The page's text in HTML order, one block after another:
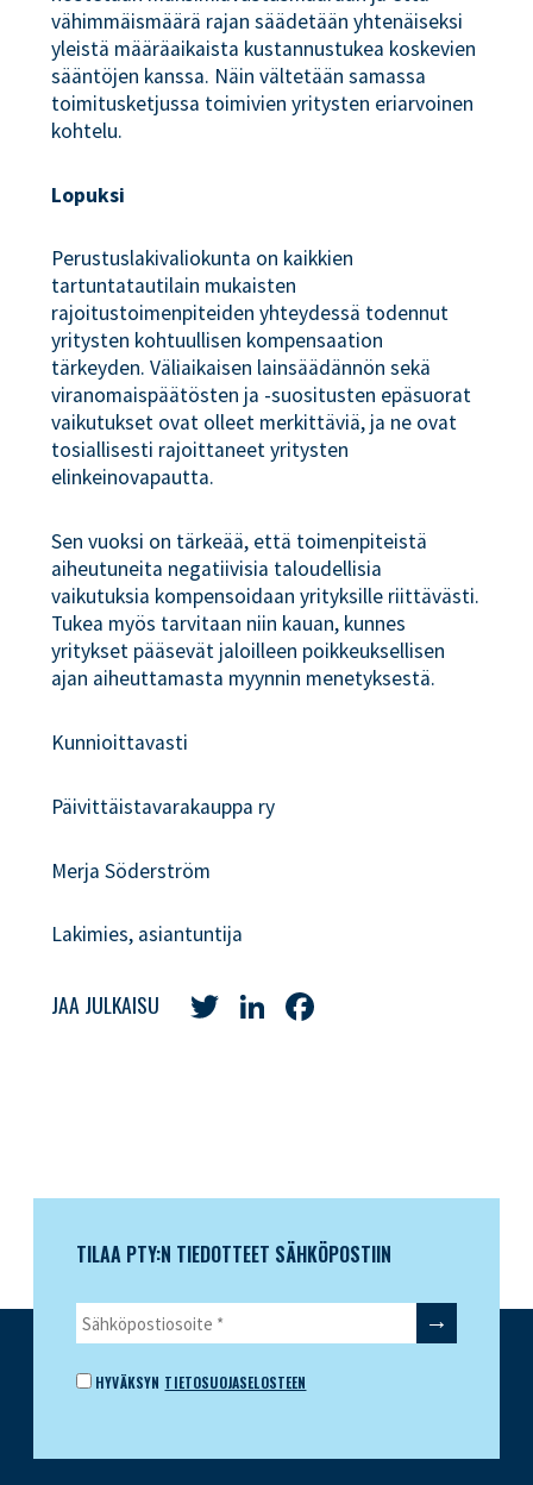
vähimmäismäärä rajan säädetään yhtenäiseksi
yleistä määräaikaista kustannustukea koskevien
sääntöjen kanssa. Näin vältetään samassa
toimitusketjussa toimivien yritysten eriarvoinen
kohtelu.
Lopuksi
Perustuslakivaliokunta on kaikkien
tartuntatautilain mukaisten
rajoitustoimenpiteiden yhteydessä todennut
yritysten kohtuullisen kompensaation
tärkeyden. Väliaikaisen lainsäädännön sekä
viranomaispäätösten ja -suositusten epäsuorat
vaikutukset ovat olleet merkittäviä, ja ne ovat
tosiallisesti rajoittaneet yritysten
elinkeinovapautta.
Sen vuoksi on tärkeää, että toimenpiteistä
aiheutuneita negatiivisia taloudellisia
vaikutuksia kompensoidaan yrityksille riittävästi.
Tukea myös tarvitaan niin kauan, kunnes
yritykset pääsevät jaloilleen poikkeuksellisen
ajan aiheuttamasta myynnin menetyksestä.
Kunnioittavasti
Päivittäistavarakauppa ry
Merja Söderström
Lakimies, asiantuntija
JAA JULKAISU TwitterLinkedIn
TILAA PTY:N TIEDOTTEET SÄHKÖPOSTIIN
HYVÄKSYN TIETOSUOJASELOSTEEN